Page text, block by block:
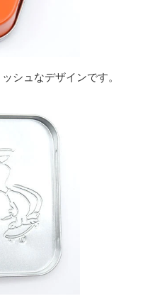
シュなデザインです。